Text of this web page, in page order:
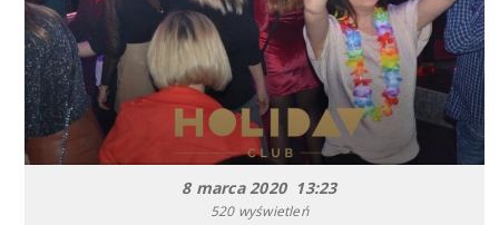
8 marca 2020 13:23
520 wyświetleń